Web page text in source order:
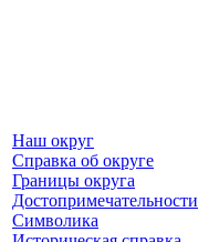
Наш округ
Справка об округе
Границы округа
Достопримечательности
Символика